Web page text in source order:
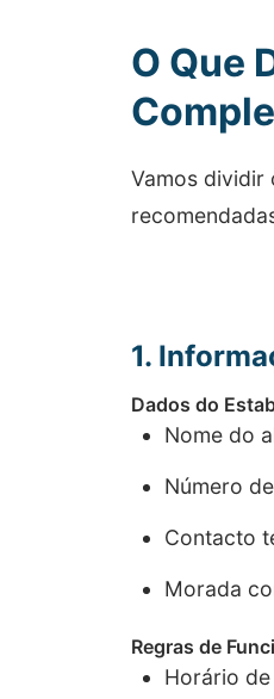
O Que
Vamos dividir
1.
Dados do
Nome do
Número
Contacto
Morada
Regras de
Horário